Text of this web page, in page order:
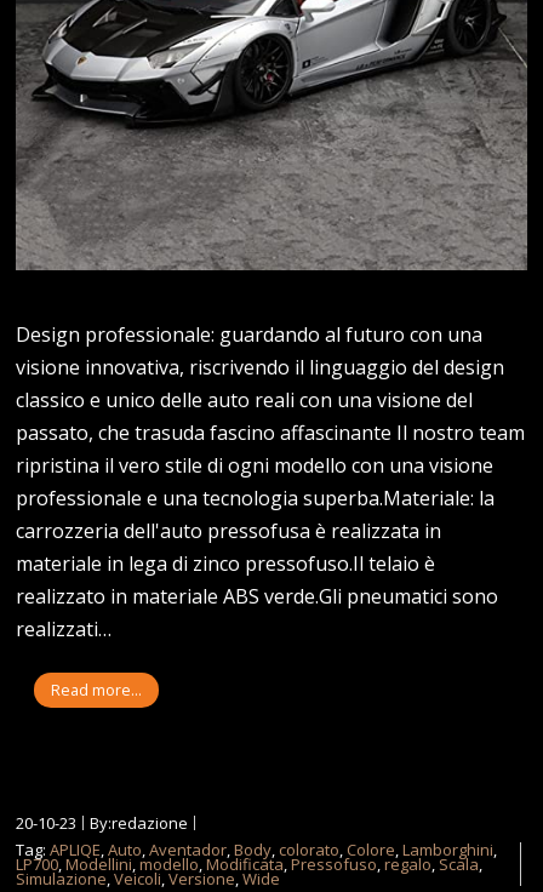
Design professionale: guardando al futuro con una
visione innovativa, riscrivendo il linguaggio del design
classico e unico delle auto reali con una visione del
passato, che trasuda fascino affascinante Il nostro team
ripristina il vero stile di ogni modello con una visione
professionale e una tecnologia superba.Materiale: la
carrozzeria dell'auto pressofusa è realizzata in
materiale in lega di zinco pressofuso.Il telaio è
realizzato in materiale ABS verde.Gli pneumatici sono
realizzati…
Read more...
20-10-23
By:redazione
Tag:APLIQE,Auto,Aventador,Body, colorato, Colore,Lamborghini,
LP700,Modellini,modello,Modificata,Pressofuso,regalo, Scala,
Simulazione,Veicoli,Versione,Wide